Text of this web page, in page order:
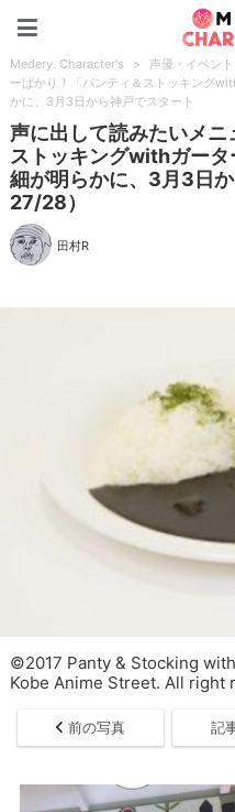
Medery. Character's > 声優・イベント
ーばかり！「パンティ＆ストッキング
かに、3月3日から神戸でスタート
声に出して読みたいメ
ストッキングwithガー
細が明らかに、3月3日
27/28）
田村R
©2017 Panty & Stocking
Kobe Anime Street. All right
前の写真 記